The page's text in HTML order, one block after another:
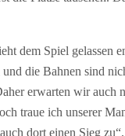
dem Spiel gelassen
die Bahnen sind
erwarten wir auch
traue ich unserer
auch dort einen Sieg